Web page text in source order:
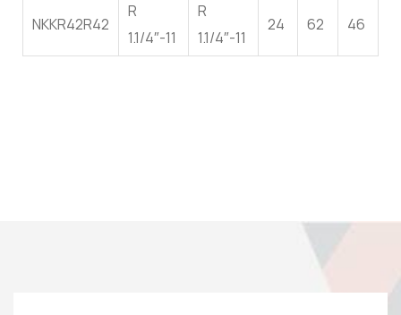
NKKR42R42
R
1.1/4″-11
R
1.1/4″-11
24 62 46